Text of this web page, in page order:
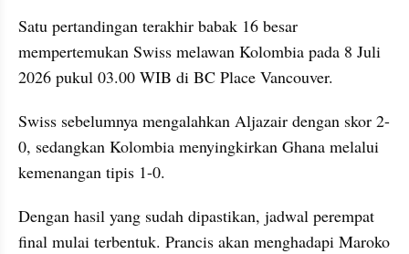
Satu pertandingan terakhir babak 16 besar
mempertemukan Swiss melawan Kolombia pada 8 Juli
2026 pukul 03.00 WIB di BC Place Vancouver.
Swiss sebelumnya mengalahkan Aljazair dengan skor 2-
0, sedangkan Kolombia menyingkirkan Ghana melalui
kemenangan tipis 1-0.
Dengan hasil yang sudah dipastikan, jadwal perempat
final mulai terbentuk. Prancis akan menghadapi Maroko